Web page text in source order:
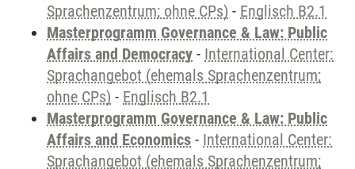
Sprachenzentrum; ohne CPs) - Englisch B2.1
Masterprogramm Governance & Law: Public
Affairs and Democracy - International Center:
Sprachangebot (ehemals Sprachenzentrum;
ohne CPs) - Englisch B2.1
Masterprogramm Governance & Law: Public
Affairs and Economics - International Center:
Sprachangebot (ehemals Sprachenzentrum;